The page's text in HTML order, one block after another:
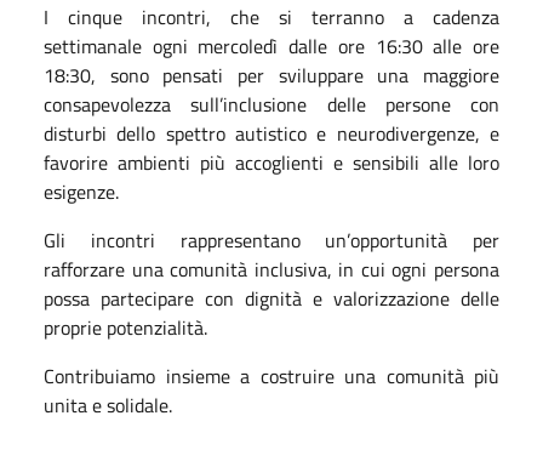
I cinque incontri, che si terranno a cadenza
settimanale ogni mercoledì dalle ore 16:30 alle ore
18:30, sono pensati per sviluppare una maggiore
consapevolezza sull’inclusione delle persone con
disturbi dello spettro autistico e neurodivergenze, e
favorire ambienti più accoglienti e sensibili alle loro
esigenze.
Gli incontri rappresentano un’opportunità per
rafforzare una comunità inclusiva, in cui ogni persona
possa partecipare con dignità e valorizzazione delle
proprie potenzialità.
Contribuiamo insieme a costruire una comunità più
unita e solidale.